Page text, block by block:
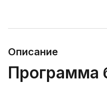
Описание
Программа